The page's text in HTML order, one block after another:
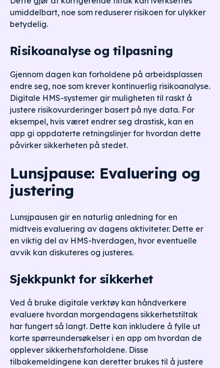
umiddelbart, noe som reduserer risikoen for ulykker
betydelig.
Risikoanalyse og tilpasning
Gjennom dagen kan forholdene på arbeidsplassen
endre seg, noe som krever kontinuerlig risikoanalyse.
Digitale HMS-systemer gir muligheten til raskt å
justere risikovurderinger basert på nye data. For
eksempel, hvis været endrer seg drastisk, kan en
app gi oppdaterte retningslinjer for hvordan dette
påvirker sikkerheten på stedet.
Lunsjpause: Evaluering og
justering
Lunsjpausen gir en naturlig anledning for en
midtveis evaluering av dagens aktiviteter. Dette er
en viktig del av HMS-hverdagen, hvor eventuelle
avvik kan diskuteres og justeres.
Sjekkpunkt for sikkerhet
Ved å bruke digitale verktøy kan håndverkere
evaluere hvordan morgendagens sikkerhetstiltak
har fungert så langt. Dette kan inkludere å fylle ut
korte spørreundersøkelser i en app om hvordan de
opplever sikkerhetsforholdene. Disse
tilbakemeldingene kan deretter brukes til å justere